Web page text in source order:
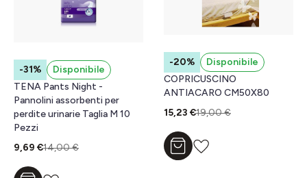
-31%
Disponibile
TENA Pants Night -
Pannolini assorbenti per
perdite urinarie Taglia M 10
Pezzi
9,69 €14,00 €
-20%
Disponibile
COPRICUSCINO
ANTIACARO CM50X80
15,23 €19,00 €
Aggiungi al carrello